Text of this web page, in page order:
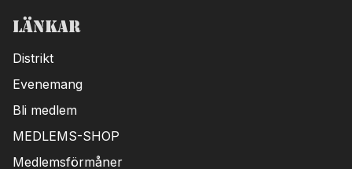
Länkar
Distrikt
Evenemang
Bli medlem
MEDLEMS-SHOP
Medlemsförmåner